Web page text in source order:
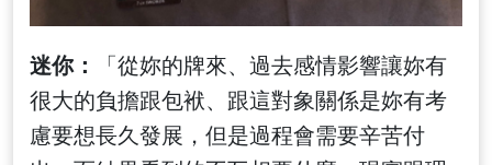
迷你：
「從妳的牌來、過去感情影響讓妳有
很大的負擔跟包袱、跟這對象關係是妳有考
慮要想長久發展，但是過程會需要辛苦付